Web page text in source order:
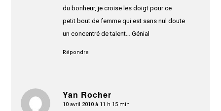
du bonheur, je croise les doigt pour ce
petit bout de femme qui est sans nul doute
un concentré de talent… Génial
Répondre
Yan Rocher
dit
10 avril 2010 à 11 h 15 min